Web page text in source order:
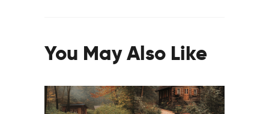
You May Also Like